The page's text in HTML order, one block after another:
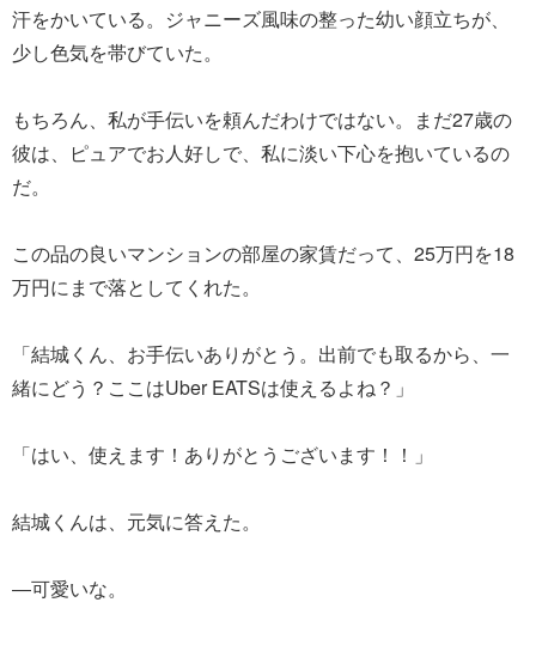
汗をかいている。ジャニーズ風味の整った幼い顔立ちが、
少し色気を帯びていた。
もちろん、私が手伝いを頼んだわけではない。まだ27歳の
彼は、ピュアでお人好しで、私に淡い下心を抱いているの
だ。
この品の良いマンションの部屋の家賃だって、25万円を18
万円にまで落としてくれた。
「結城くん、お手伝いありがとう。出前でも取るから、一
緒にどう？ここはUber EATSは使えるよね？」
「はい、使えます！ありがとうございます！！」
結城くんは、元気に答えた。
―可愛いな。